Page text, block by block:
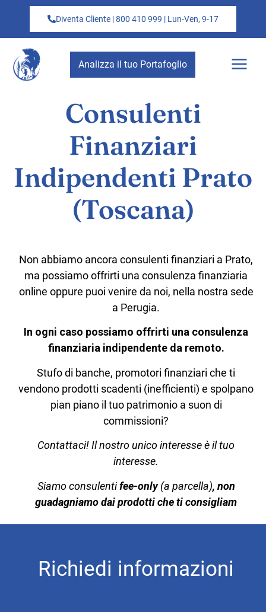
Diventa Cliente | 800 410 999 | Lun-Ven, 9-17
Analizza il tuo Portafoglio
Consulenti
Finanziari
Indipendenti Prato
(Toscana)
Non abbiamo ancora consulenti finanziari a Prato,
ma possiamo offrirti una consulenza finanziaria
online oppure puoi venire da noi, nella nostra sede
a Perugia.
In ogni caso possiamo offrirti una consulenza
finanziaria indipendente da remoto.
Stufo di banche, promotori finanziari che ti
vendono prodotti scadenti (inefficienti) e spolpano
pian piano il tuo patrimonio a suon di
commissioni?
Contattaci! Il nostro unico interesse è il tuo
interesse.
Siamo consulentifee-only(a parcella), non
guadagniamo dai prodotti che ti consigliam
Richiedi informazioni